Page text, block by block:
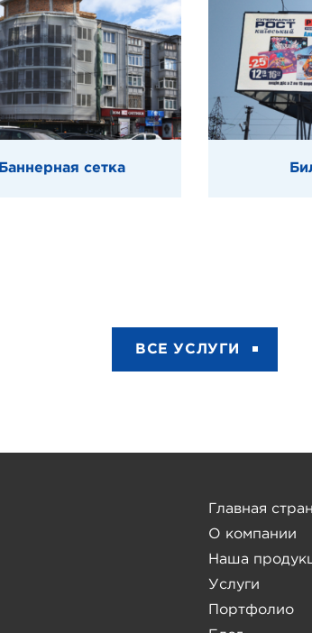
Баннерная сетка
ВСЕ УСЛУГИ
Главная
О компании
Наша
Услуги
Портфолио